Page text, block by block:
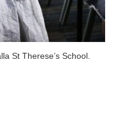
St Therese’s School.